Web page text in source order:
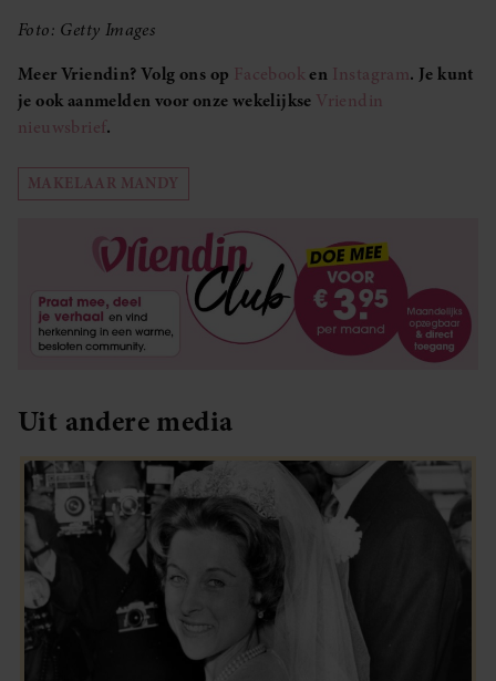
Foto: Getty Images
Meer Vriendin? Volg ons op Facebooken Instagram. Je kunt
je ook aanmelden voor onze wekelijkse Vriendin
nieuwsbrief.
MAKELAAR MANDY
Uit andere media